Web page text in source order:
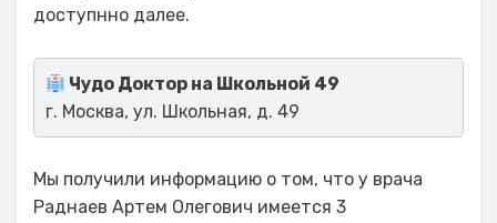
доступнно далее.
Чудо Доктор на Школьной 49
г. Москва, ул. Школьная, д. 49
Мы получили информацию о том, что у врача
Раднаев Артем Олегович имеется 3